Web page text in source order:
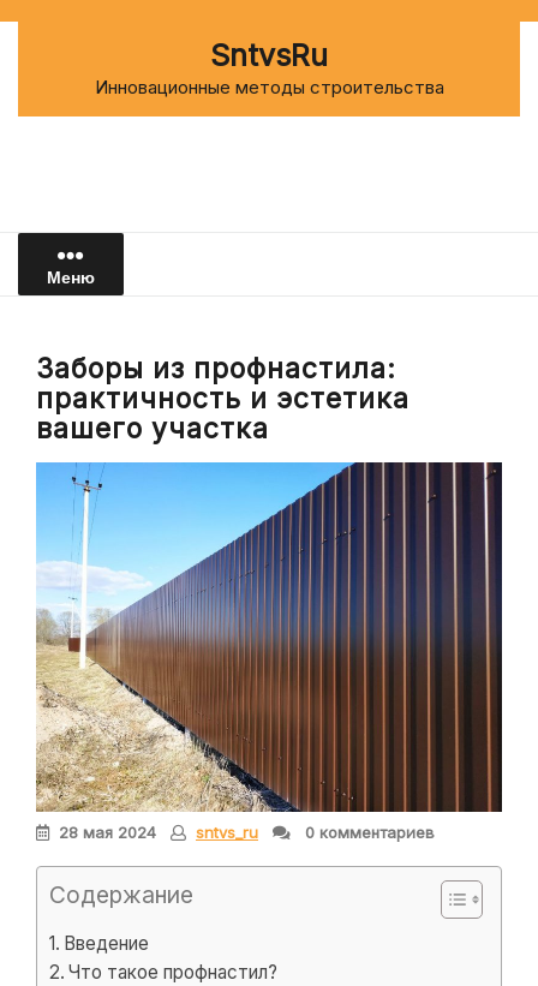
SntvsRu
Инновационные методы строительства
Меню
Заборы из профнастила:
практичность и эстетика
вашего участка
28 мая 2024 sntvs_ru 0 комментариев
Содержание
Введение
Что такое профнастил?